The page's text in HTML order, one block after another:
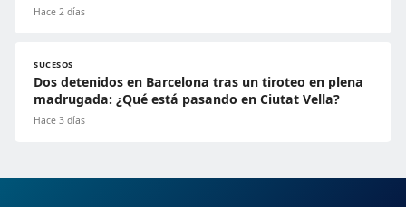
Hace 2 días
SUCESOS
Dos detenidos en Barcelona tras un tiroteo en plena
madrugada: ¿Qué está pasando en Ciutat Vella?
Hace 3 días